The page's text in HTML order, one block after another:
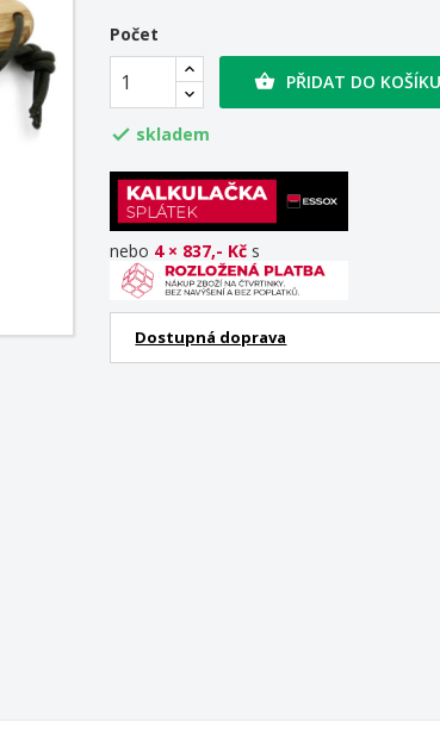
Počet
 PŘIDAT DO KOŠÍKU
 skladem
nebo 4 × 837,- Kč s
Dostupná doprava